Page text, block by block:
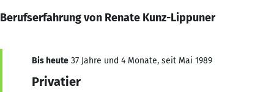
Berufserfahrung von Renate Kunz-Lippuner
Bis heute 37 Jahre und 4 Monate, seit Mai 1989
Privatier